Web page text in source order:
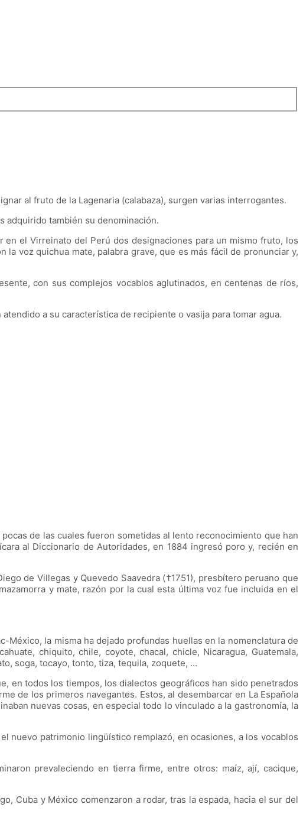
al fruto de la Lagenaria (calabaza), surgen varias interrogantes.
adquirido también su denominación.
el Virreinato del Perú dos designaciones para un mismo fruto, los
voz quichua mate, palabra grave, que es más fácil de pronunciar y,
con sus complejos vocablos aglutinados, en centenas de ríos,
a su característica de recipiente o vasija para tomar agua.
de las cuales fueron sometidas al lento reconocimiento que han
al Diccionario de Autoridades, en 1884 ingresó poro y, recién en
de Villegas y Quevedo Saavedra (†1751), presbítero peruano que
y mate, razón por la cual esta última voz fue incluida en el
México, la misma ha dejado profundas huellas en la nomenclatura de
chiquito, chile, coyote, chacal, chicle, Nicaragua, Guatemala,
soga, tocayo, tonto, tiza, tequila, zoquete, …
en todos los tiempos, los dialectos geográficos han sido penetrados
de los primeros navegantes. Estos, al desembarcar en La Española
nuevas cosas, en especial todo lo vinculado a la gastronomía, la
nuevo patrimonio lingüístico remplazó, en ocasiones, a los vocablos
prevaleciendo en tierra firme, entre otros: maíz, ají, cacique,
Cuba y México comenzaron a rodar, tras la espada, hacia el sur del